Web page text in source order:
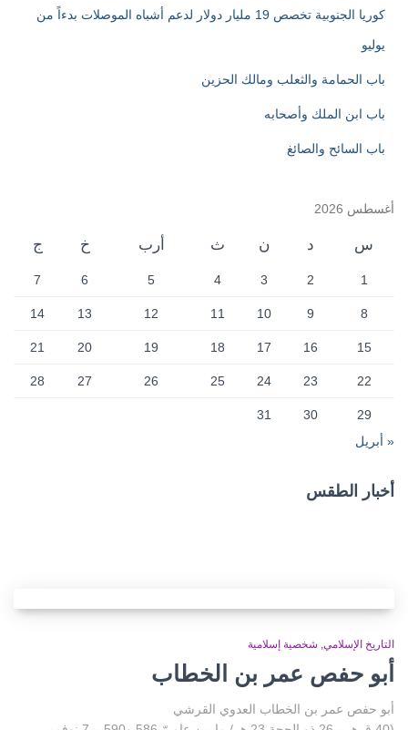
كوريا الجنوبية تخصص 19 مليار دولار لدعم أشباه الموصلات بدءاً من
يوليو
باب الحمامة والثعلب ومالك الحزين
باب ابن الملك وأصحابه
باب السائح والصائغ
أغسطس 2026
س د ن ث أرب خ ج
1
2
3
4
5
6
7
8
9
10
11
12
13
14
15
16
17
18
19
20
21
22
23
24
25
26
27
28
29
30
31
« أبريل
أخبار الطقس
التاريخ الإسلامي شخصية إسلامية
أبو حفص عمر بن الخطاب
أبو حفص عمر بن الخطاب العدوي القرشي